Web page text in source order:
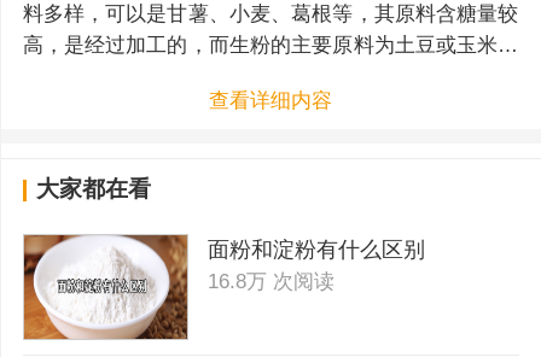
料多样，可以是甘薯、小麦、葛根等，其原料含糖量较
高，是经过加工的，而生粉的主要原料为土豆或玉米，
原料粉。淀粉的吸水性更好，加水后的面糊比较浓稠，
查看详细内容
大家都在看
面粉和淀粉有什么区别
16.8万 次阅读